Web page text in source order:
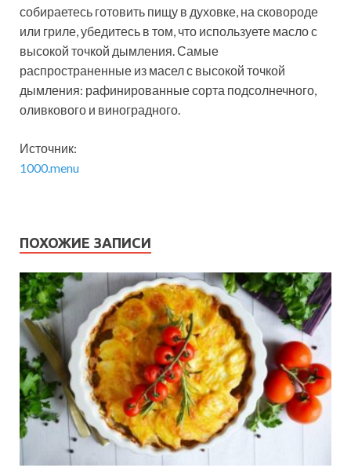
собираетесь готовить пищу в духовке, на сковороде
или гриле, убедитесь в том, что используете масло с
высокой точкой дымления. Самые
распространенные из масел с высокой точкой
дымления: рафинированные сорта подсолнечного,
оливкового и виноградного.
Источник:
1000.menu
ПОХОЖИЕ ЗАПИСИ